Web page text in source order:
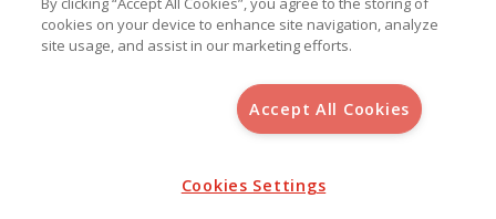
, S.L.U.(B-64405731) c/ San Norberto
Aviso Legal
Política de Cookies
cookies on your device to enhance site navigation, analyze
site usage, and assist in our marketing efforts.
Accept All Cookies
Cookies Settings